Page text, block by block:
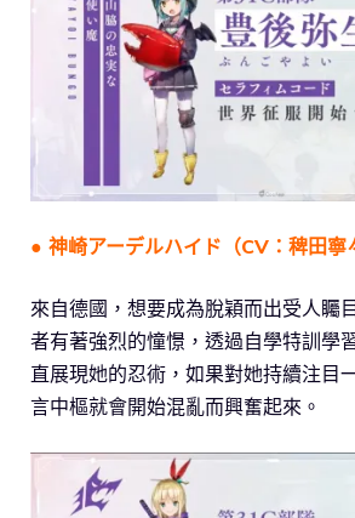
● 神崎アーデルハイド（CV：稗田寧
來自德國，想要成為脫穎而出受人矚
者有著強烈的憧憬，透過自學特訓學
直展現她的忍術，如果對她持續注目
言中樞就會開始混亂而興奮起來。